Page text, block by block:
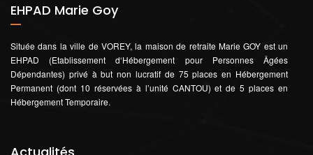
EHPAD Marie Goy
Située dans la ville de VOREY, la maison de retraite Marie GOY est un
EHPAD (Etablissement d‘Hébergement pour Personnes Âgées
Dépendantes) privé à but non lucratif de 75 places en Hébergement
Permanent (dont 10 réservées à l’unité CANTOU) et de 5 places en
Hébergement Temporaire.